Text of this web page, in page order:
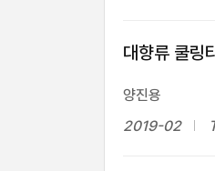
대향류 쿨링
양진용
2019-02